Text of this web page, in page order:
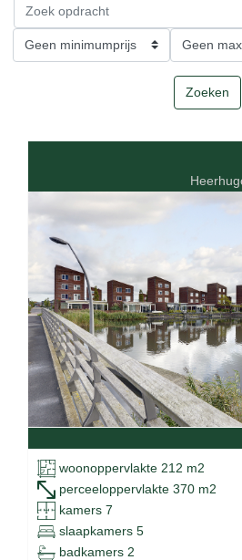
Zoeken
woonoppervlakte 212 m2
perceeloppervlakte 370 m2
kamers 7
slaapkamers 5
badkamers 2